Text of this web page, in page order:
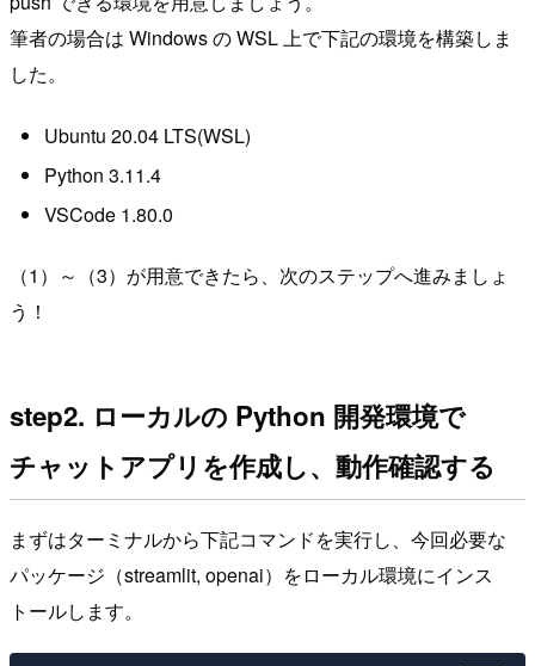
筆者の場合は Windows の WSL 上で下記の環境を構築しま
した。
Ubuntu 20.04 LTS(WSL)
Python 3.11.4
VSCode 1.80.0
（1）～（3）が用意できたら、次のステップへ進みましょ
う！
step2. ローカルの Python 開発環境で
チャットアプリを作成し、動作確認する
まずはターミナルから下記コマンドを実行し、今回必要な
パッケージ（streamlit, openai）をローカル環境にインス
トールします。